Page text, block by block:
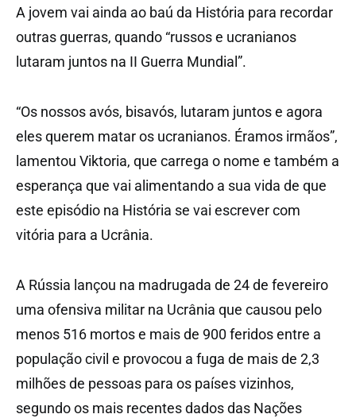
A jovem vai ainda ao baú da História para recordar
outras guerras, quando “russos e ucranianos
lutaram juntos na II Guerra Mundial”.
“Os nossos avós, bisavós, lutaram juntos e agora
eles querem matar os ucranianos. Éramos irmãos”,
lamentou Viktoria, que carrega o nome e também a
esperança que vai alimentando a sua vida de que
este episódio na História se vai escrever com
vitória para a Ucrânia.
A Rússia lançou na madrugada de 24 de fevereiro
uma ofensiva militar na Ucrânia que causou pelo
menos 516 mortos e mais de 900 feridos entre a
população civil e provocou a fuga de mais de 2,3
milhões de pessoas para os países vizinhos,
segundo os mais recentes dados das Nações